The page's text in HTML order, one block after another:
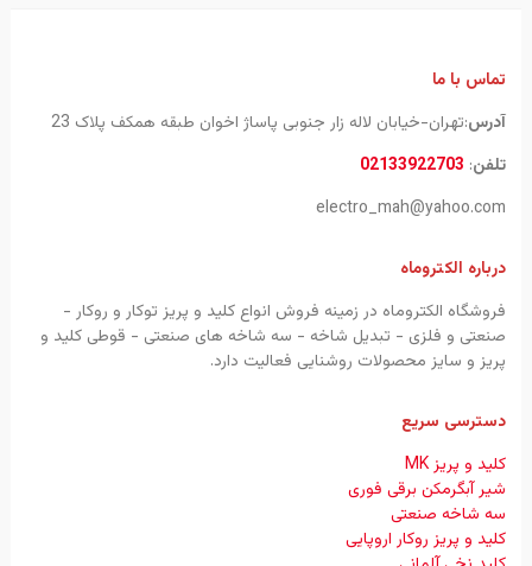
تماس با ما
آدرس:تهران-خیابان لاله زار جنوبی پاساژ اخوان طبقه همکف پلاک 23
تلفن:
02133922703
electro_mah@yahoo.com
درباره الکتروماه
فروشگاه الکتروماه در زمینه فروش انواع کلید و پریز توکار و روکار -
صنعتی و فلزی - تبدیل شاخه - سه شاخه های صنعتی - قوطی کلید و
پریز و سایز محصولات روشنایی فعالیت دارد.
دسترسی سریع
کلید و پریز MK
شیر آبگرمکن برقی فوری
سه شاخه صنعتی
کلید و پریز روکار اروپایی